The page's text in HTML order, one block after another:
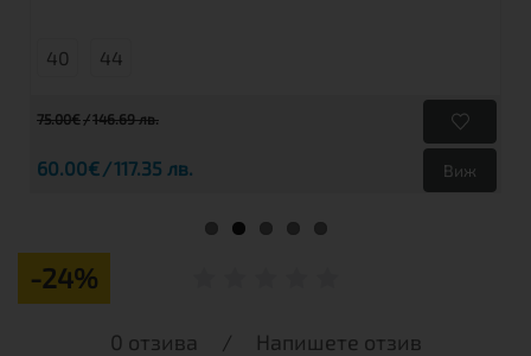
40 44
75.00€ 146.69 лв.
60.00€ 117.35 лв. Виж
-24%
0 отзива / Напишете отзив